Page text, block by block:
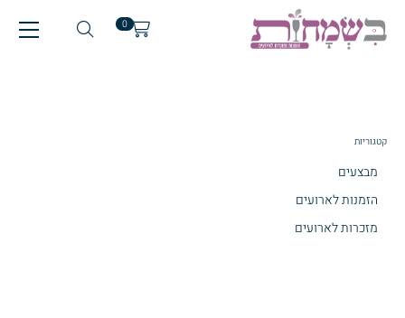
0
קטגוריות
מבצעים
הזמנות לארועים
מזכרות לארועים